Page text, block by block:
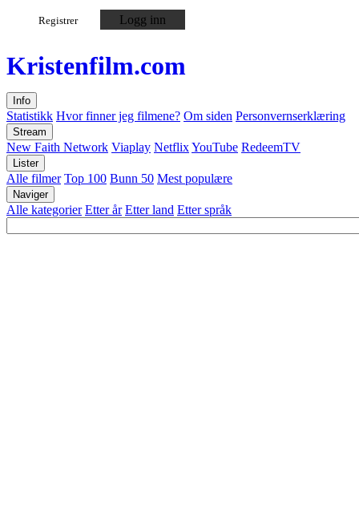
Registrer Logg inn
Kristenfilm.com
Info
Statistikk Hvor finner jeg filmene? Om siden Personvernserklæring
Stream
New Faith Network Viaplay NetflixYouTube RedeemTV
Lister
Alle filmer Top 100 Bunn 50 Mest populære
Naviger
Alle kategorier Etter år Etter land Etter språk